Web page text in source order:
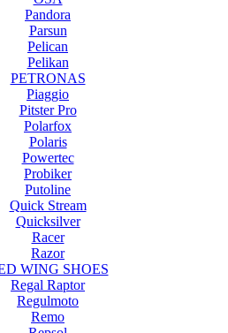
Pandora
Parsun
Pelican
Pelikan
PETRONAS
Piaggio
Pitster Pro
Polarfox
Polaris
Powertec
Probiker
Putoline
Quick Stream
Quicksilver
Racer
Razor
WING SHOES
Regal Raptor
Regulmoto
Remo